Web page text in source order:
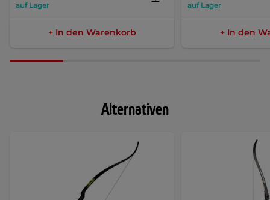
auf Lager
+ In den Warenkorb
auf Lager
+ In den
Alternativen